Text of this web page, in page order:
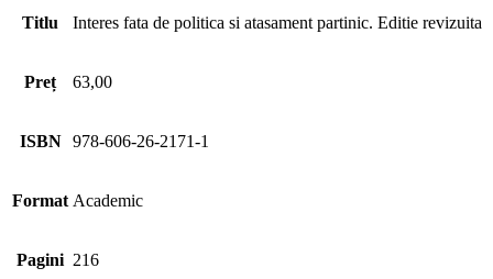
Titlu Interes fata de politica si atasament partinic. Editie revizuita
Preț 63,00
ISBN 978-606-26-2171-1
Format Academic
Pagini 216